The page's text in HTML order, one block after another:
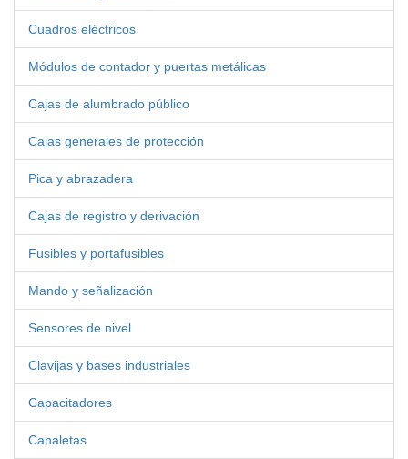
Cuadros eléctricos
Módulos de contador y puertas metálicas
Cajas de alumbrado público
Cajas generales de protección
Pica y abrazadera
Cajas de registro y derivación
Fusibles y portafusibles
Mando y señalización
Sensores de nivel
Clavijas y bases industriales
Capacitadores
Canaletas